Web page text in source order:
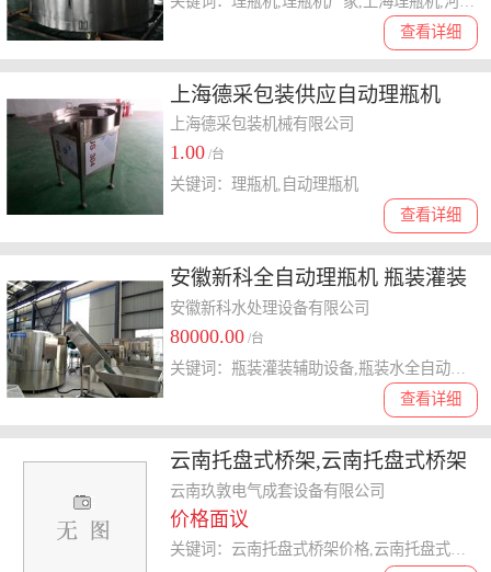
查看详细
上海德采包装供应自动理瓶机
上海德采包装机械有限公司
1.00 /台
查看详细
关键词：理瓶机,自动理瓶机
安徽新科全自动理瓶机 瓶装灌装
辅助设备 瓶装矿泉水生产线设备
安徽新科水处理设备有限公司
80000.00 /台
查看详细
云南托盘式桥架,云南托盘式桥架
厂家,玖敦桥架 优质商家
云南玖敦电气成套设备有限公司
价格面议